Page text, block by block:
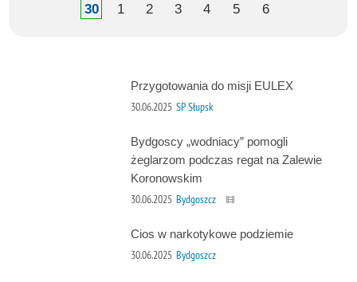
30
1 2 3 4 5 6
Przygotowania do misji EULEX
30.06.2025 SP Słupsk
Bydgoscy „wodniacy” pomogli
żeglarzom podczas regat na Zalewie
Koronowskim
30.06.2025 Bydgoszcz
Cios w narkotykowe podziemie
30.06.2025 Bydgoszcz